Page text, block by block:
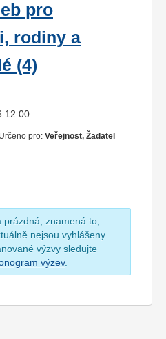
pro
rodiny a
(4)
12:00
Určeno pro: Veřejnost, Žadatel
znamená to,
nejsou vyhlášeny
výzvy sledujte
výzev.